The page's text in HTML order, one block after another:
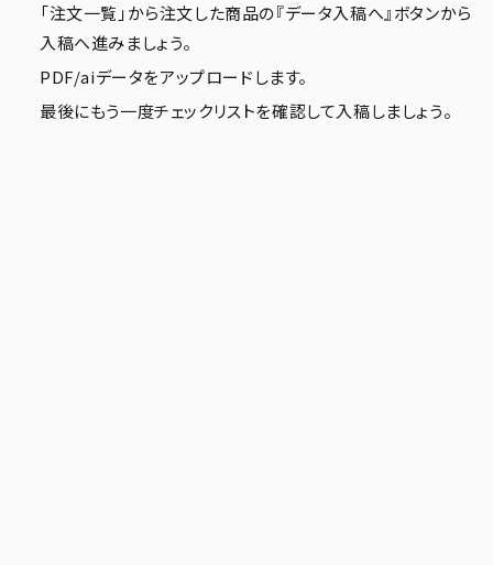
「注文一覧」から注文した商品の『データ入稿へ』ボタンから
入稿へ進みましょう。
PDF/aiデータをアップロードします。
最後にもう一度チェックリストを確認して入稿しましょう。